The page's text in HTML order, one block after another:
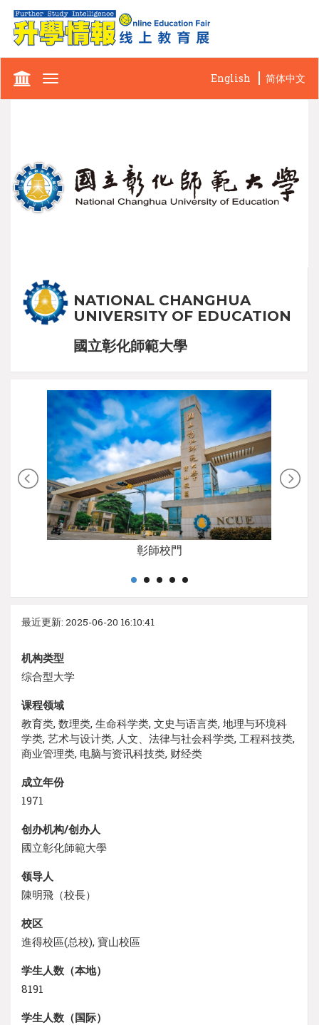
Toggle
English 简体中文
NATIONAL CHANGHUA
UNIVERSITY OF EDUCATION
國立彰化師範大學
彰師校門
最近更新: 2025-06-20 16:10:41
机构类型
综合型大学
课程领域
教育类, 数理类, 生命科学类, 文史与语言类, 地理与环境科
学类, 艺术与设计类, 人文、法律与社会科学类, 工程科技类,
商业管理类, 电脑与资讯科技类, 财经类
成立年份
1971
创办机构/创办人
國立彰化師範大學
领导人
陳明飛（校長）
校区
進得校區(总校), 寶山校區
学生人数（本地）
8191
学生人数（国际）